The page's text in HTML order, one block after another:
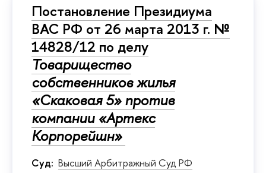
Постановление Президиума
ВАС РФ от 26 марта 2013 г. №
14828/12 по делу
Товарищество
собственников жилья
«Скаковая 5» против
компании «Артекс
Корпорейшн»
Суд: Высший Арбитражный Суд РФ